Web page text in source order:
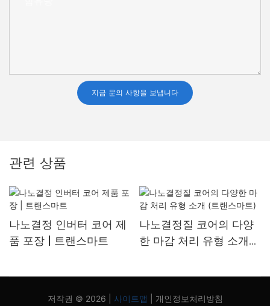
지금 문의 사항을 보냅니다
관련 상품
나노결정 인버터 코어 제
품 포장 | 트랜스마트
나노결정질 코어의 다양
한 마감 처리 유형 소개
저작권 © 2026 | 사이트맵 개인정보처리방침